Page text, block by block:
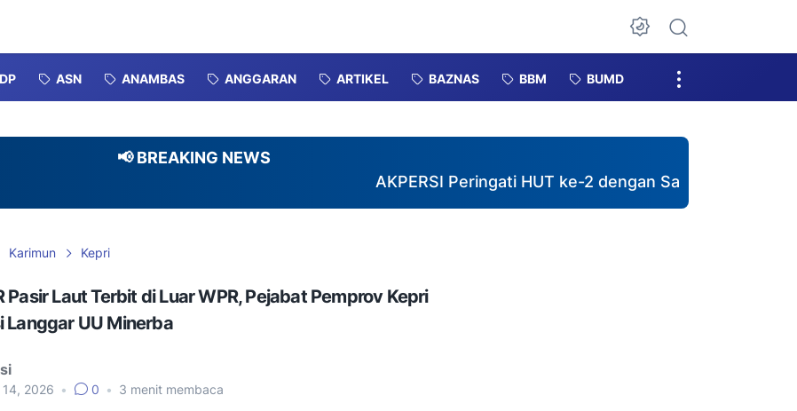
Dark Mode
ASN ANAMBAS ANGGARAN ARTIKEL BAZNAS BBM BUMD
📢 BREAKING NEWS
AKPERSI Peringati HUT ke-2 dengan Santuni 40 Anak
Karimun Kepri
Pasir Laut Terbit di Luar WPR, Pejabat Pemprov Kepri
Langgar UU Minerba
2026 • 0 • 3 menit membaca